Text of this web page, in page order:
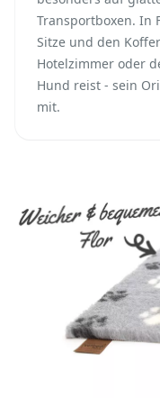
Transportboxen. In
Sitze und den
Hotelzimmer oder
Hund reist - sein
mit.